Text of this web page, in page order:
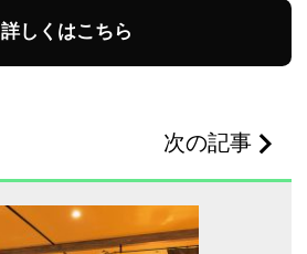
詳しくはこちら
次の記事